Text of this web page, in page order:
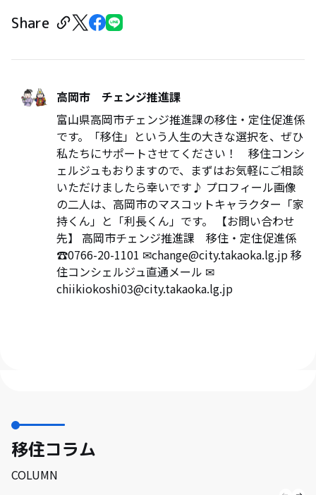
Share
高岡市 チェンジ推進課
富山県高岡市チェンジ推進課の移住・定住促進係
です。「移住」という人生の大きな選択を、ぜひ
私たちにサポートさせてください！ 移住コンシ
ェルジュもおりますので、まずはお気軽にご相談
いただけましたら幸いです♪ プロフィール画像
の二人は、高岡市のマスコットキャラクター「家
持くん」と「利長くん」です。 【お問い合わせ
先】 高岡市チェンジ推進課 移住・定住促進係
☎0766-20-1101 ✉change@city.takaoka.lg.jp 移
住コンシェルジュ直通メール ✉
chiikiokoshi03@city.takaoka.lg.jp
移住コラム
COLUMN